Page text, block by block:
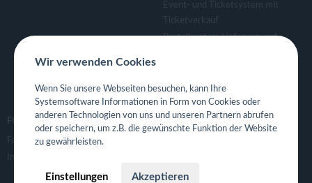
Event- und Ticketsystem mit
Ticketverkauf
Bestellsystem Lieferung und
Eigene App für Restaurant
FOLGE UNS
Facebook
Instagram
Wir verwenden Cookies
Wenn Sie unsere Webseiten besuchen, kann Ihre
Systemsoftware Informationen in Form von Cookies oder
anderen Technologien von uns und unseren Partnern abrufen
oder speichern, um z.B. die gewünschte Funktion der Website
zu gewährleisten.
Einstellungen Akzeptieren